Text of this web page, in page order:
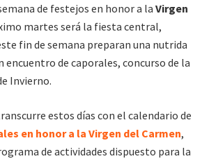
de festejos en honor a la Virgen
martes será la fiesta central,
fin de semana preparan una nutrida
encuentro de caporales, concurso de la
Invierno.
estos días con el calendario de
en honor a la Virgen del Carmen,
de actividades dispuesto para la